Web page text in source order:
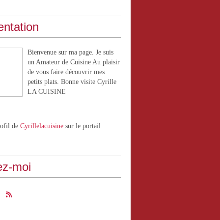
Bienvenue sur ma page. Je suis
un Amateur de Cuisine Au plaisir
de vous faire découvrir mes
petits plats. Bonne visite Cyrille
LA CUISINE
de Cyrillelacuisine sur le portail
moi